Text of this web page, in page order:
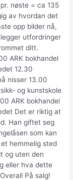
nøste = ca 135
av hvordan det
opp bilder nå,
utfordringer
ditt.
ARK bokhandel
12.30
nisser 13.00
og kunstskole
ARK bokhandel
Det er riktig at
Han giftet seg
som kan
hemmelig sted
og uten den
eller hva dette
På salg!